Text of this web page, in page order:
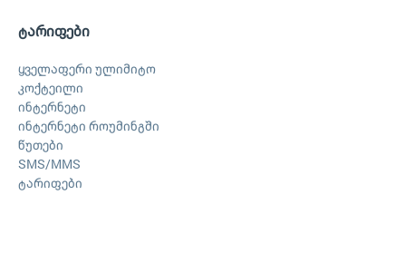
ტარიფები
ყველაფერი ულიმიტო
კოქტეილი
ინტერნეტი
ინტერნეტი როუმინგში
წუთები
SMS/MMS
ტარიფები